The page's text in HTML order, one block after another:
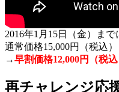
2016年1月15日（金）まで
通常価格15,000円（税込）
→早割価格12,000円（税込
再チャレンジ応